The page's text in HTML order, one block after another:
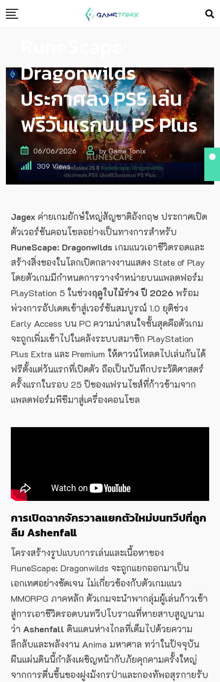
ครั้งแรกในรอบ 25 ปี
Dragonwilds
ประกาศลง PS5 เล่น
ฟรีวันแรกบน PS Plus
06/06/2026 byGame Tonix
309 Views
Jagex ค่ายเกมยักษ์ใหญ่สัญชาติอังกฤษ ประกาศเปิด
ตัวเวอร์ชันคอนโซลอย่างเป็นทางการสำหรับ
RuneScape: Dragonwilds เกมแนวเอาชีวิตรอดและ
สร้างสิ่งของในโลกเปิดกลางงานแสดง State of Play
โดยตัวเกมมีกำหนดการวางจำหน่ายบนแพลตฟอร์ม
PlayStation 5 ในช่วงฤดูใบไม้ร่วง ปี 2026 พร้อม
พ่วงการอัปเดตเข้าสู่เวอร์ชันสมบูรณ์ 1.0 ยุติช่วง
Early Access บน PC ความน่าสนใจขั้นสุดคือตัวเกม
จะถูกเพิ่มเข้าไปในคลังระบบสมาชิก PlayStation
Plus Extra และ Premium ให้ดาวน์โหลดไปเล่นกันได้
ฟรีตั้งแต่วันแรกที่เปิดตัว ถือเป็นบันทึกประวัติศาสตร์
ครั้งแรกในรอบ 25 ปีของแฟรนไชส์ที่ก้าวข้ามจาก
แพลตฟอร์มพีซีมาสู่เครื่องคอนโซล
การเปิดฉากจักรวาลแยกตัวใหม่บนทวีปที่ถูก
ลืม Ashenfall
โครงสร้างรูปแบบการเล่นและเนื้อหาของ
RuneScape: Dragonwilds จะถูกแยกออกมาเป็น
เอกเทศอย่างชัดเจน ไม่เกี่ยวข้องกับตัวเกมแนว
MMORPG ภาคหลัก ตัวเกมจะนำพากลุ่มผู้เล่นก้าวเข้า
สู่การเอาชีวิตรอดบนทวีปโบราณที่หายสาบสูญนาม
ว่า Ashenfall ดินแดนห่างไกลที่เต็มไปด้วยความ
ลึกลับและพลังงาน Anima มหาศาล ทว่าในปัจจุบัน
ผืนแผ่นดินนี้กำลังเผชิญหน้ากับภัยคุกคามครั้งใหญ่
จากการตื่นขึ้นของฝูงมังกรป่าและกองทัพอสุรกายรับ